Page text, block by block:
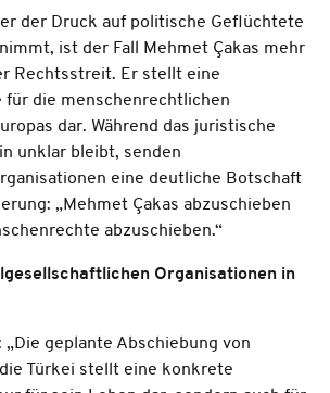
der Druck auf politische Geflüchtete
ist der Fall Mehmet Çakas mehr
Rechtsstreit. Er stellt eine
für die menschenrechtlichen
dar. Während das juristische
unklar bleibt, senden
eine deutliche Botschaft
„Mehmet Çakas abzuschieben
abzuschieben.“
Organisationen in
„Die geplante Abschiebung von
Türkei stellt eine konkrete